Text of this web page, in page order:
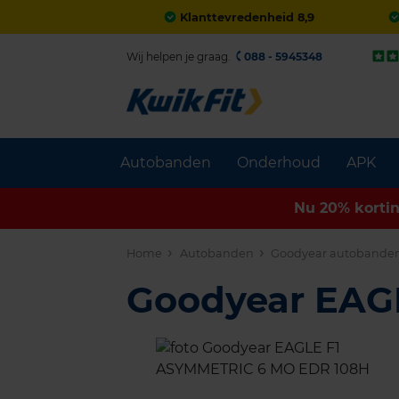
Klanttevredenheid 8,9
Autobanden Onderhoud APK
Wij helpen je graag. 088 - 5945348
Nu 20%
Home Autobanden Goodyear
Goodyear